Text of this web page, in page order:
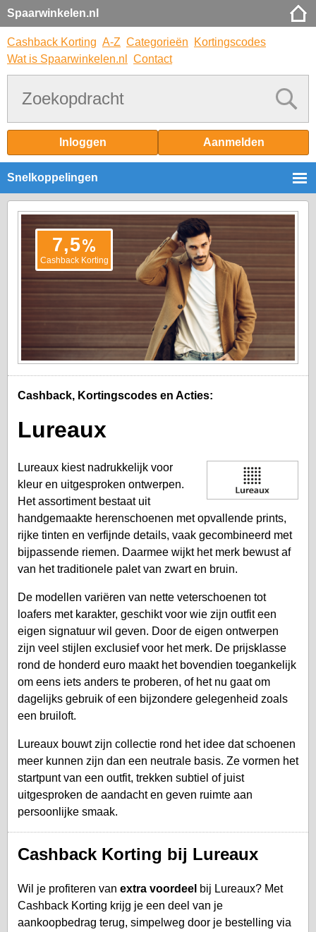
Spaarwinkelen.nl
Cashback Korting A-Z Categorieën
Kortingscodes
Wat is Spaarwinkelen.nl
Contact
Inloggen Aanmelden
Snelkoppelingen
7,5%
Cashback Korting
Cashback, Kortingscodes en Acties:
Lureaux
Lureaux kiest nadrukkelijk voor
kleur en uitgesproken ontwerpen.
Het assortiment bestaat uit
handgemaakte herenschoenen met opvallende prints,
rijke tinten en verfijnde details, vaak gecombineerd met
bijpassende riemen. Daarmee wijkt het merk bewust af
van het traditionele palet van zwart en bruin.
De modellen variëren van nette veterschoenen tot
loafers met karakter, geschikt voor wie zijn outfit een
eigen signatuur wil geven. Door de eigen ontwerpen
zijn veel stijlen exclusief voor het merk. De prijsklasse
rond de honderd euro maakt het bovendien toegankelijk
om eens iets anders te proberen, of het nu gaat om
dagelijks gebruik of een bijzondere gelegenheid zoals
een bruiloft.
Lureaux bouwt zijn collectie rond het idee dat schoenen
meer kunnen zijn dan een neutrale basis. Ze vormen het
startpunt van een outfit, trekken subtiel of juist
uitgesproken de aandacht en geven ruimte aan
persoonlijke smaak.
Cashback Korting bij Lureaux
Wil je profiteren van extra voordeel bij Lureaux? Met
Cashback Korting krijg je een deel van je
aankoopbedrag terug, simpelweg door je bestelling via